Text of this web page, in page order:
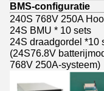
BMS-configuratie
240S 768V 250A
24S BMU * 10 sets
24S draadgordel *10
(24S76.8V
768V 250A-systeem)